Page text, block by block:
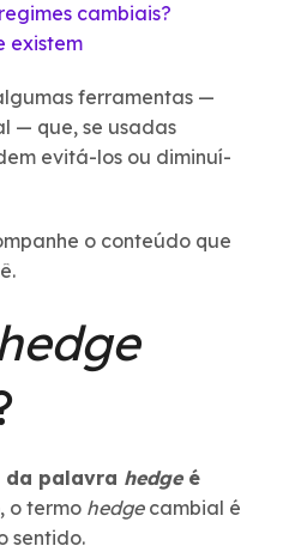
cambiais?
existem
ferramentas —
— que, se usadas
evitá-los ou diminuí-
o conteúdo que
da palavra hedgeé
o termo hedgecambial é
sentido.